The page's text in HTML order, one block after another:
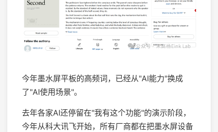
今年墨水屏平板的高频词，已经从"AI能力"换成
了"AI使用场景"。
去年各家AI还停留在"我有这个功能"的演示阶段，
今年从科大讯飞开始，所有厂商都在把墨水屏设备